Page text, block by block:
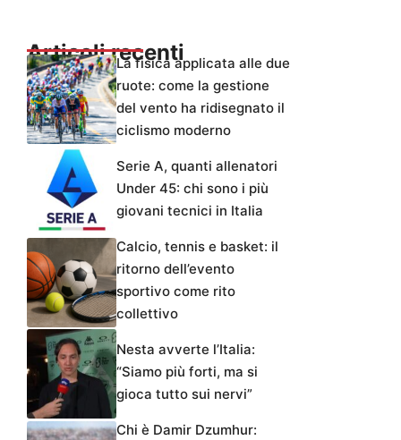
Articoli recentiLa fisica applicata alle due
ruote: come la gestione
del vento ha ridisegnato il
ciclismo moderno
Serie A, quanti allenatori
Under 45: chi sono i più
giovani tecnici in Italia
Calcio, tennis e basket: il
ritorno dell’evento
sportivo come rito
collettivo
Nesta avverte l’Italia:
“Siamo più forti, ma si
gioca tutto sui nervi”
Chi è Damir Dzumhur: